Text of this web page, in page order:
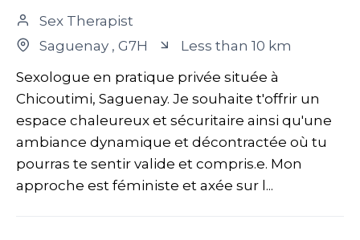
Sex Therapist
Saguenay , G7H
Less than 10 km
Sexologue en pratique privée située à
Chicoutimi, Saguenay. Je souhaite t'offrir un
espace chaleureux et sécuritaire ainsi qu'une
ambiance dynamique et décontractée où tu
pourras te sentir valide et compris.e. Mon
approche est féministe et axée sur l...